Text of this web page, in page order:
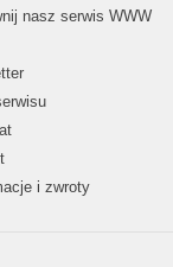
nasz serwis WWW
i zwroty